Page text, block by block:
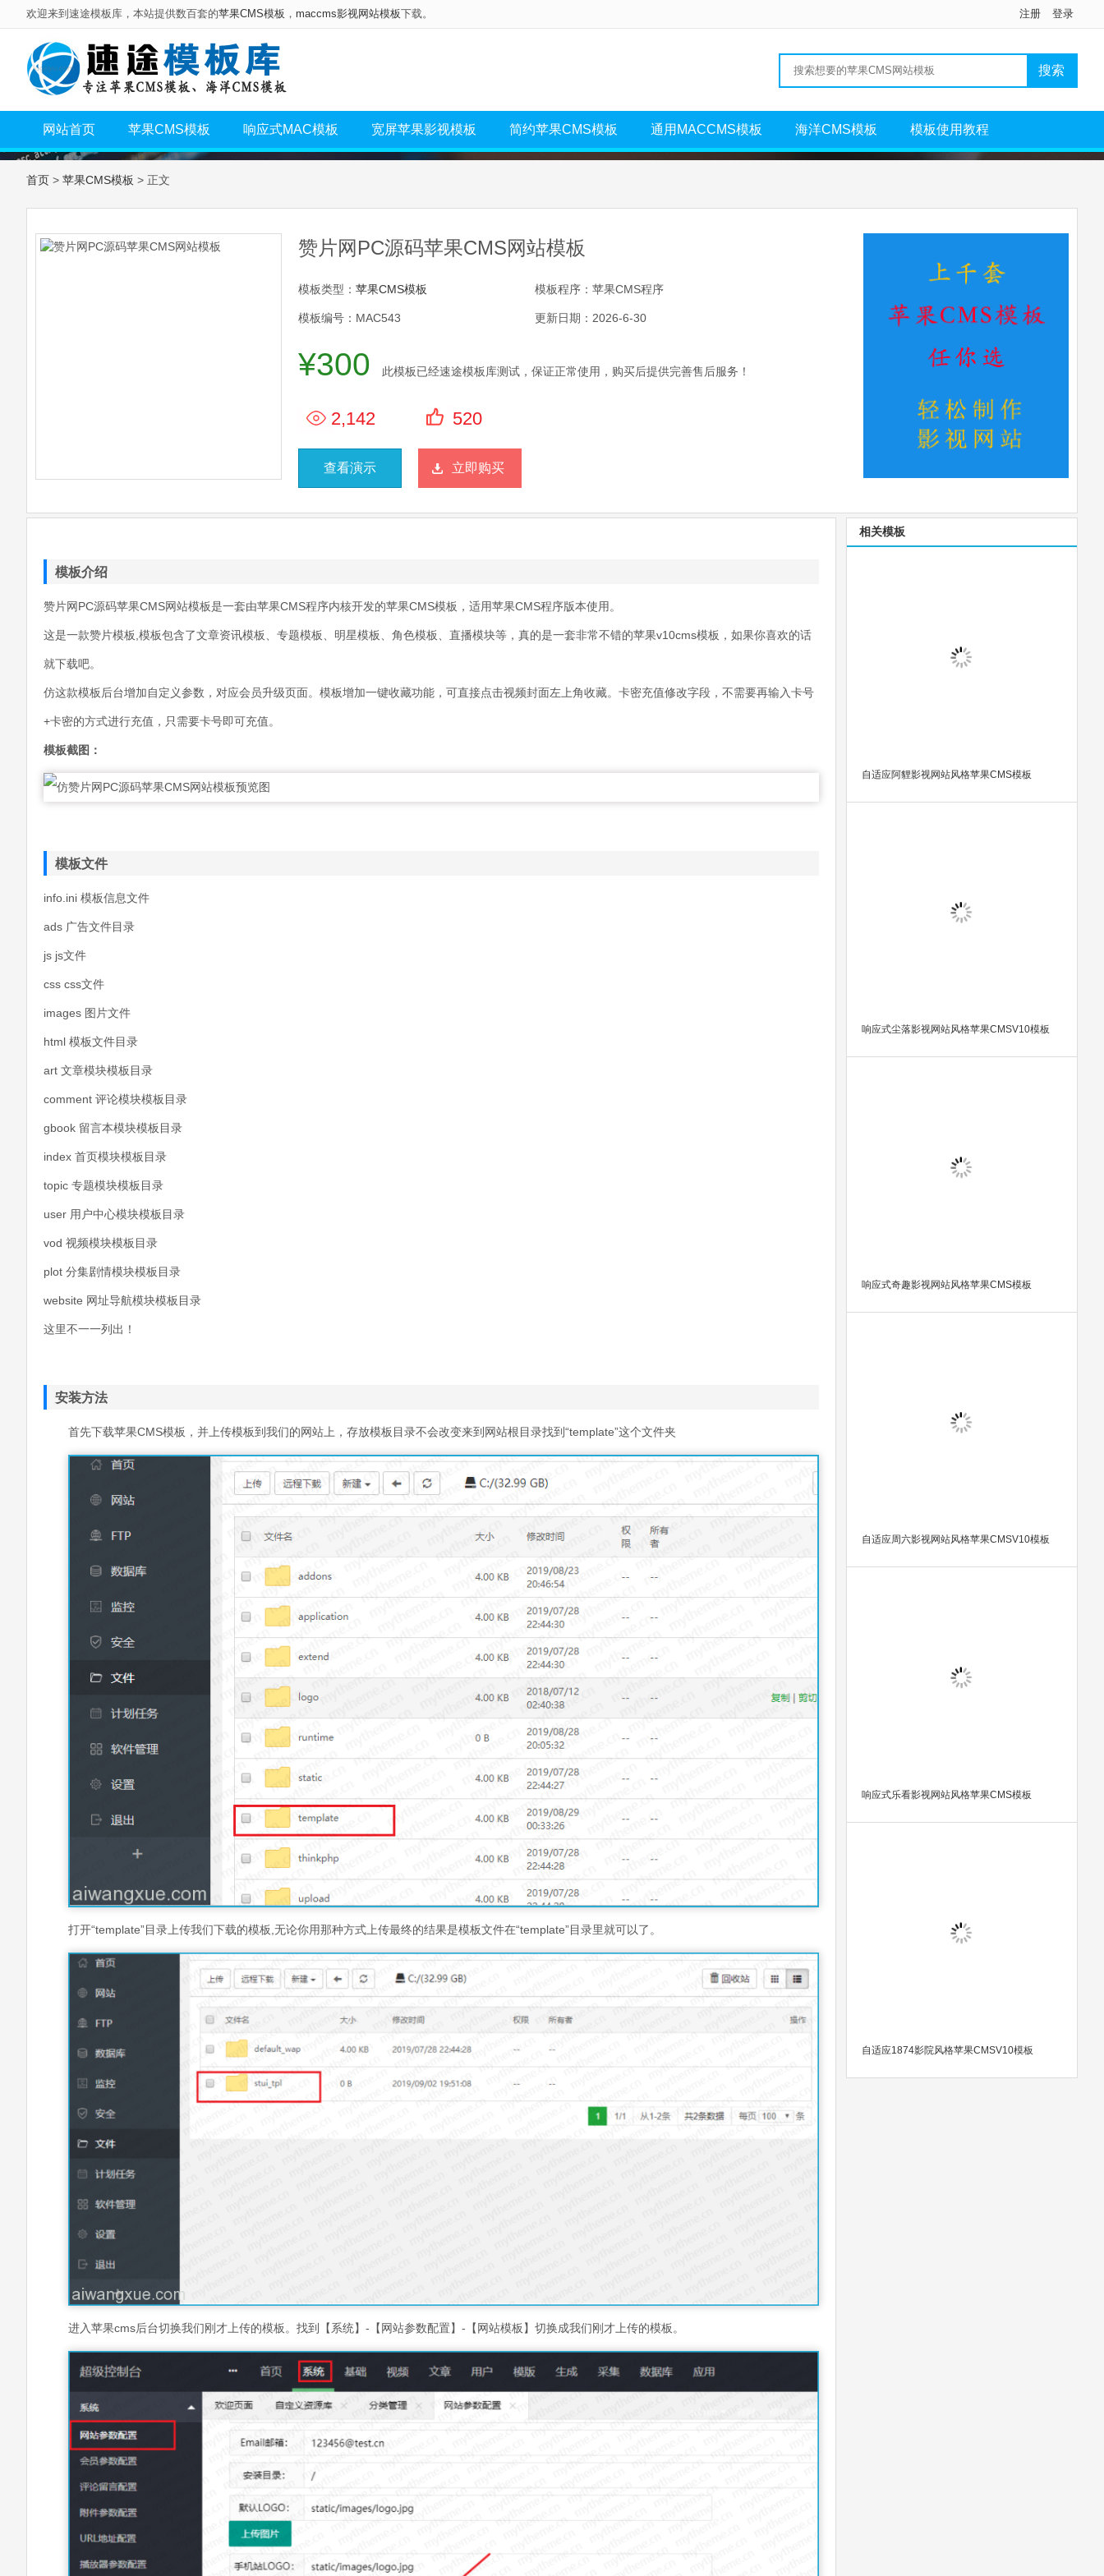
欢迎来到速途模板库，本站提供数百套的苹果CMS模板 ， maccms影视网站模板下载。 注册 登录
网站首页 苹果CMS模板 响应式MAC模板 宽屏苹果影视模板 简约苹果CMS模板 通用MACCMS模板 海洋CMS模板 模板使用教程
首页 > 苹果CMS模板 > 正文
赞片网PC源码苹果CMS网站模板
模板类型： 苹果CMS模板 模板程序：苹果CMS程序
模板编号：MAC543 更新日期：2026-6-30
¥300 此模板已经速途模板库测试，保证正常使用，购买后提供完善售后服务！
2,142 520
查看演示 立即购买
模板介绍
赞片网PC源码苹果CMS网站模板是一套由苹果CMS程序内核开发的苹果CMS模板，适用苹果CMS程序版本使用。
这是一款赞片模板,模板包含了文章资讯模板、专题模板、明星模板、角色模板、直播模块等，真的是一套非常不错的苹果v10cms模板，如果你喜欢的话
就下载吧。
仿这款模板后台增加自定义参数，对应会员升级页面。模板增加一键收藏功能，可直接点击视频封面左上角收藏。卡密充值修改字段，不需要再输入卡号
+卡密的方式进行充值，只需要卡号即可充值。
模板截图：
模板文件
info.ini 模板信息文件
ads 广告文件目录
js js文件
css css文件
images 图片文件
html 模板文件目录
art 文章模块模板目录
comment 评论模块模板目录
gbook 留言本模块模板目录
index 首页模块模板目录
topic 专题模块模板目录
user 用户中心模块模板目录
vod 视频模块模板目录
plot 分集剧情模块模板目录
website 网址导航模块模板目录
这里不一一列出！
安装方法
首先下载苹果CMS模板，并上传模板到我们的网站上，存放模板目录不会改变来到网站根目录找到“template”这个文件夹
打开“template”目录上传我们下载的模板,无论你用那种方式上传最终的结果是模板文件在“template”目录里就可以了。
进入苹果cms后台切换我们刚才上传的模板。找到【系统】-【网站参数配置】-【网站模板】切换成我们刚才上传的模板。
相关模板
自适应阿貍影视网站风格苹果CMS模板
响应式尘落影视网站风格苹果CMSV10模板
响应式奇趣影视网站风格苹果CMS模板
自适应周六影视网站风格苹果CMSV10模板
响应式乐看影视网站风格苹果CMS模板
自适应1874影院风格苹果CMSV10模板